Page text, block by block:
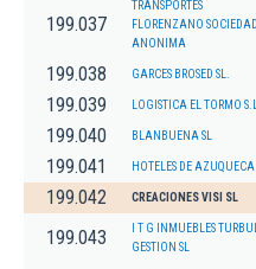
199.037
TRANSPORTES
FLORENZANO SOCIEDAD
ANONIMA
199.038 GARCES BROSED SL.
199.039 LOGISTICA EL TORMO S.L.
199.040 BLANBUENA SL
199.041 HOTELES DE AZUQUECA
199.042 CREACIONES VISI SL
199.043
I T G INMUEBLES
GESTION SL